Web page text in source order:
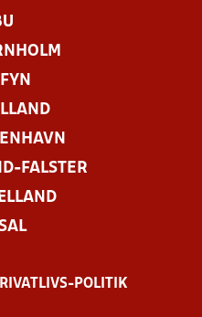
FALSTER
POLITIK